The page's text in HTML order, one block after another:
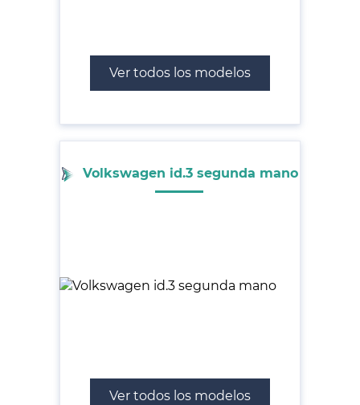
Ver todos los modelos
Volkswagen id.3 segunda mano
Ver todos los modelos